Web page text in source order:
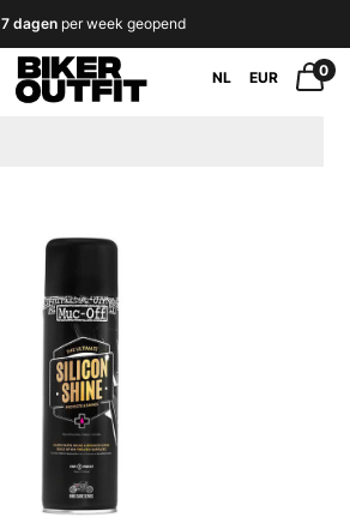
7 dagenper week geopend
NL EUR 0